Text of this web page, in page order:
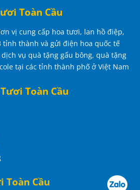
Toàn Cầu
vị cung cấp hoa tươi, lan hồ điệp,
thành và gửi điện hoa quốc tế
vụ quà tặng gấu bông, quà tặng
tại các tỉnh thành phố ở Việt Nam
Toàn Cầu
Toàn Cầu